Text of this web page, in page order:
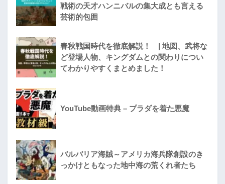
戦術の天才ハンニバルの集大成とも言える
芸術的包囲
春秋戦国時代を徹底解説！ | 地図、武将な
ど登場人物、キングダムとの関わりについ
てわかりやすくまとめました！
YouTube動画特典 – プラダを着た悪魔
バルバリア海賊～アメリカ海兵隊創設のき
っかけともなった地中海の荒くれ者たち